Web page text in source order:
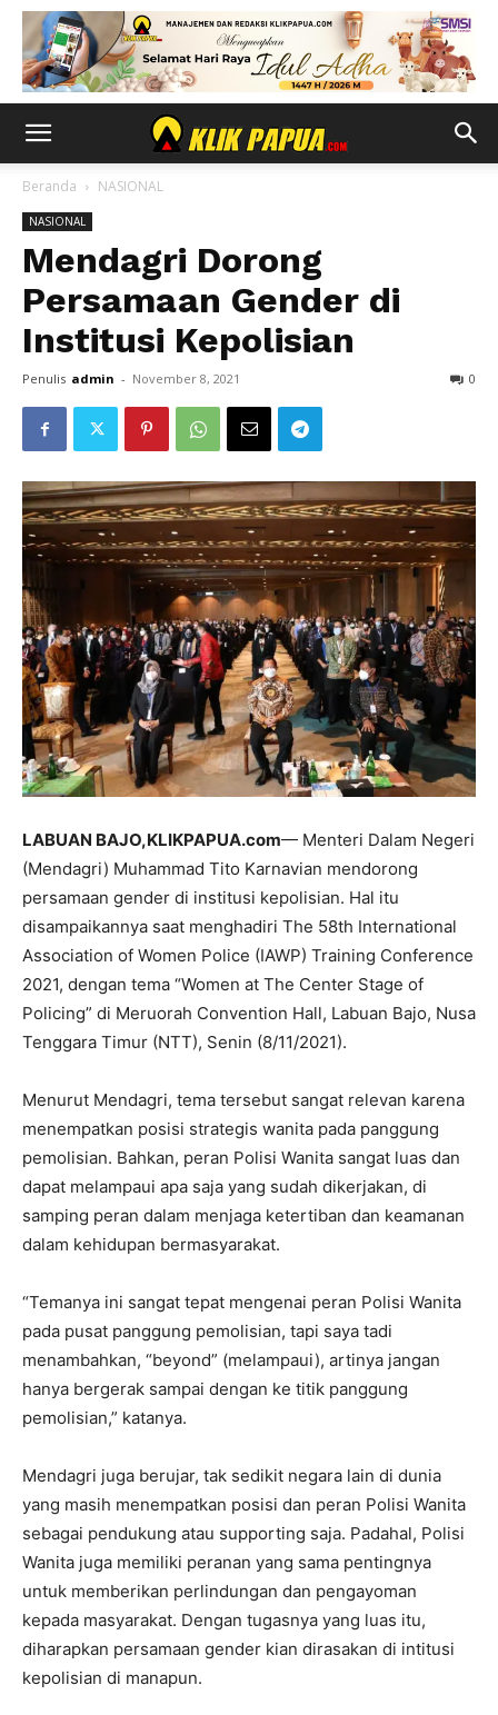
Beranda NASIONAL
NASIONAL
Mendagri Dorong
Persamaan Gender di
Institusi Kepolisian
Penulis admin - November 8, 2021 0
LABUAN BAJO,KLIKPAPUA.com— Menteri Dalam Negeri
(Mendagri) Muhammad Tito Karnavian mendorong
persamaan gender di institusi kepolisian. Hal itu
disampaikannya saat menghadiri The 58th International
Association of Women Police (IAWP) Training Conference
2021, dengan tema “Women at The Center Stage of
Policing” di Meruorah Convention Hall, Labuan Bajo, Nusa
Tenggara Timur (NTT), Senin (8/11/2021).
Menurut Mendagri, tema tersebut sangat relevan karena
menempatkan posisi strategis wanita pada panggung
pemolisian. Bahkan, peran Polisi Wanita sangat luas dan
dapat melampaui apa saja yang sudah dikerjakan, di
samping peran dalam menjaga ketertiban dan keamanan
dalam kehidupan bermasyarakat.
“Temanya ini sangat tepat mengenai peran Polisi Wanita
pada pusat panggung pemolisian, tapi saya tadi
menambahkan, “beyond” (melampaui), artinya jangan
hanya bergerak sampai dengan ke titik panggung
pemolisian,” katanya.
Mendagri juga berujar, tak sedikit negara lain di dunia
yang masih menempatkan posisi dan peran Polisi Wanita
sebagai pendukung atau supporting saja. Padahal, Polisi
Wanita juga memiliki peranan yang sama pentingnya
untuk memberikan perlindungan dan pengayoman
kepada masyarakat. Dengan tugasnya yang luas itu,
diharapkan persamaan gender kian dirasakan di intitusi
kepolisian di manapun.